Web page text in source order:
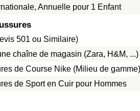
Annuelle pour 1 Enfant
501 ou Similaire)
chaîne de magasin (Zara, H&M, ...)
de Course Nike (Milieu de gamme)
de Sport en Cuir pour Hommes